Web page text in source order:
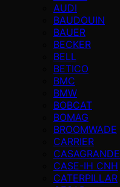
AUDI
BAUDOUIN
BAUER
BECKER
BELL
BETICO
BMC
BMW
BOBCAT
BOMAG
BROOMWADE
CARRIER
CASAGRANDE
CASE-IH CNH
CATERPILLAR